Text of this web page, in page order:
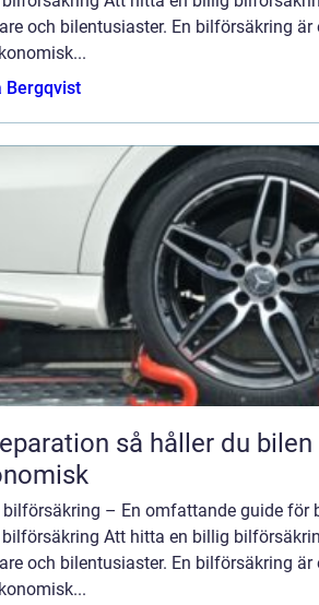
och bilentusiaster. En bilförsäkring
Bergqvist
håller du bilen säker, trygg och
– En omfattande guide för
Att hitta en billig
och bilentusiaster. En bilförsäkring